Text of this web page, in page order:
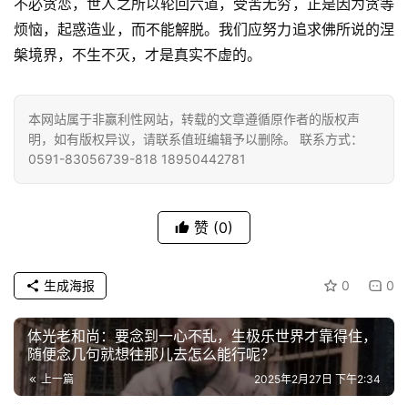
菩
提
专
题
公
益
佛
教
人
物
寺
登录 注册
不必贪恋，世人之所以轮回六道，受苦无穷，正是因为贪等
烦恼，起惑造业，而不能解脱。我们应努力追求佛所说的涅
槃境界，不生不灭，才是真实不虚的。
本网站属于非赢利性网站，转载的文章遵循原作者的版权声
明，如有版权异议，请联系值班编辑予以删除。 联系方式：
0591-83056739-818 18950442781
赞 (0)
0 0
生成海报
体光老和尚：要念到一心不乱，生极乐世界才靠得住，
随便念几句就想往那儿去怎么能行呢？
上一篇 2025年2月27日 下午2:34